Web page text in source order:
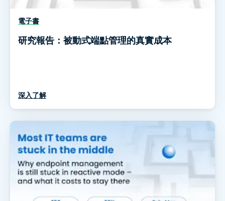
電子書
研究報告：被動式端點管理的真實成本
深入了解